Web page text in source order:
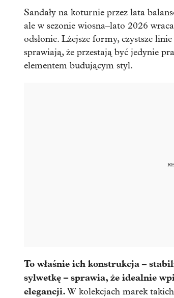
Sandały na koturnie przez lata
ale w sezonie wiosna–lato 2026
odsłonie. Lżejsze formy, czystsze
sprawiają, że przestają być jedynie
elementem budującym styl.
To właśnie ich konstrukcja –
sylwetkę – sprawia, że idealnie
elegancji.W kolekcjach marek